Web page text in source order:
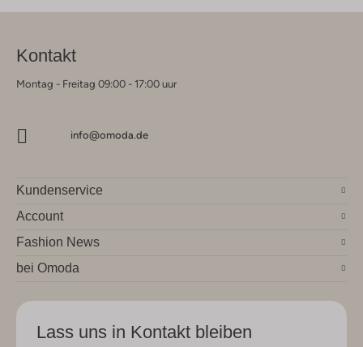
Kontakt
Montag - Freitag 09:00 - 17:00 uur
info@omoda.de
Kundenservice
Account
Fashion News
bei Omoda
Lass uns in Kontakt bleiben